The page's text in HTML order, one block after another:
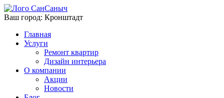
Ваш город: Кронштадт
Главная
Услуги
Ремонт квартир
Дизайн интерьера
О компании
Акции
Новости